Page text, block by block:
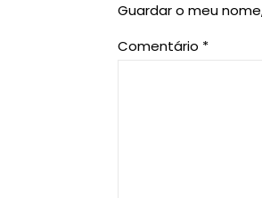
Guardar o meu
Comentário *